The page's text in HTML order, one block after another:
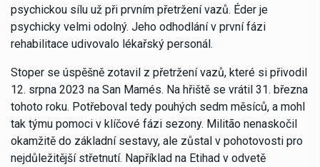
psychickou sílu už při prvním přetržení vazů. Éder je
psychicky velmi odolný. Jeho odhodlání v první fázi
rehabilitace udivovalo lékařský personál.
Stoper se úspěšně zotavil z přetržení vazů, které si přivodil
12. srpna 2023 na San Mamés. Na hřiště se vrátil 31. března
tohoto roku. Potřeboval tedy pouhých sedm měsíců, a mohl
tak týmu pomoci v klíčové fázi sezony. Militão nenaskočil
okamžitě do základní sestavy, ale zůstal v pohotovosti pro
nejdůležitější střetnutí. Například na Etihad v odvetě